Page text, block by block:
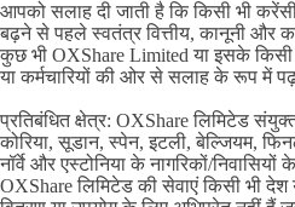
आपको सलाह दी जाती है कि किसी भी
बढ़ने से पहले स्वतंत्र वित्तीय, कानूनी और
कुछ भी OXShare Limited या इसके किसी
या कर्मचारियों की ओर से सलाह के रूप में
प्रतिबंधित क्षेत्र: OXShare लिमिटेड
कोरिया, सूडान, स्पेन, इटली, बेल्जियम,
नॉर्वे और एस्टोनिया के नागरिकों/
OXShare लिमिटेड की सेवाएं किसी भी देश